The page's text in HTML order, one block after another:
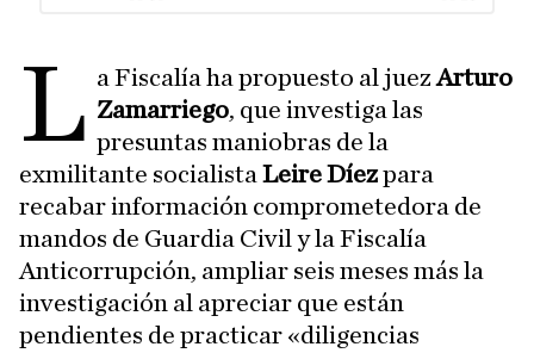
L a Fiscalía ha propuesto al juezArturo
Zamarriego, que investiga las
presuntas maniobras de la
exmilitante socialista Leire Díezpara
recabar información comprometedora de
mandos de Guardia Civil y la Fiscalía
Anticorrupción, ampliar seis meses más la
investigación al apreciar que están
pendientes de practicar «diligencias